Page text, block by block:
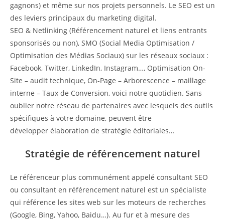
gagnons) et même sur nos projets personnels. Le SEO est un
des leviers principaux du marketing digital.
SEO & Netlinking (Référencement naturel et liens entrants
sponsorisés ou non), SMO (Social Media Optimisation /
Optimisation des Médias Sociaux) sur les réseaux sociaux :
Facebook, Twitter, LinkedIn, Instagram…, Optimisation On-
Site – audit technique, On-Page – Arborescence – maillage
interne – Taux de Conversion, voici notre quotidien. Sans
oublier notre réseau de partenaires avec lesquels des outils
spécifiques à votre domaine, peuvent être
développer élaboration de stratégie éditoriales…
Stratégie de référencement naturel
Le référenceur plus communément appelé consultant SEO
ou consultant en référencement naturel est un spécialiste
qui référence les sites web sur les moteurs de recherches
(Google, Bing, Yahoo, Baidu…). Au fur et à mesure des